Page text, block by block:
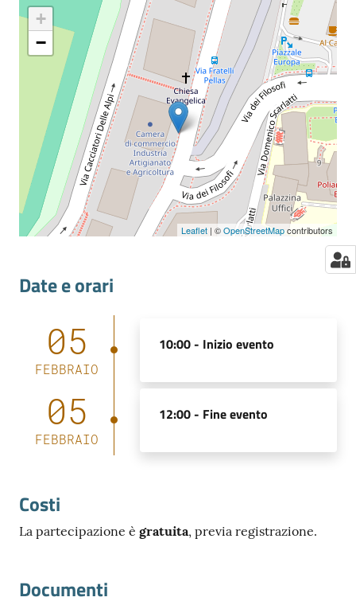
+
−
Leaflet | ©OpenStreetMapcontributors
Date e orari
05
FEBBRAIO
10:00 - Inizio evento
05
FEBBRAIO
12:00 - Fine evento
Costi
La partecipazione è gratuita, previa registrazione.
Documenti